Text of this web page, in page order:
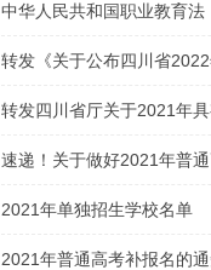
中华人民共和国职业教育法
转发《关于公布四川省
技能考试大纲的通知》
转发四川省厅关于2021年
资格学校及专业的通告
速递！关于做好2021年普
通知
2021年单独招生学校名单
2021年普通高考补报名的